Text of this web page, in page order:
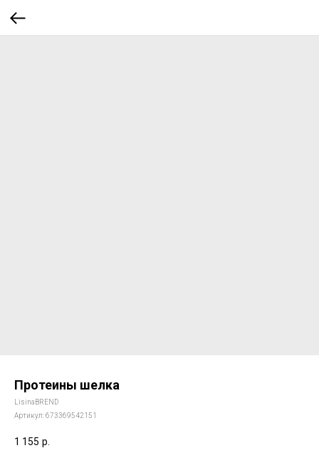
Протеины шелка
LisinaBREND
Артикул:673369542151
1 155 р.